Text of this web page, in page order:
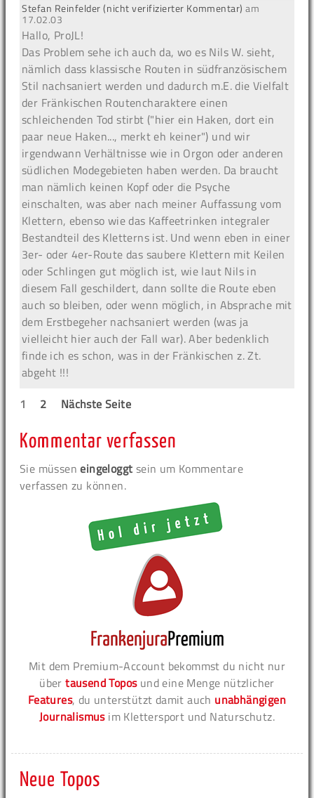
Stefan Reinfelder (nicht verifizierter Kommentar) am
17.02.03
Hallo, ProJL!
Das Problem sehe ich auch da, wo es Nils W. sieht,
nämlich dass klassische Routen in südfranzösischem
Stil nachsaniert werden und dadurch m.E. die Vielfalt
der Fränkischen Routencharaktere einen
schleichenden Tod stirbt ("hier ein Haken, dort ein
paar neue Haken..., merkt eh keiner") und wir
irgendwann Verhältnisse wie in Orgon oder anderen
südlichen Modegebieten haben werden. Da braucht
man nämlich keinen Kopf oder die Psyche
einschalten, was aber nach meiner Auffassung vom
Klettern, ebenso wie das Kaffeetrinken integraler
Bestandteil des Kletterns ist. Und wenn eben in einer
3er- oder 4er-Route das saubere Klettern mit Keilen
oder Schlingen gut möglich ist, wie laut Nils in
diesem Fall geschildert, dann sollte die Route eben
auch so bleiben, oder wenn möglich, in Absprache mit
dem Erstbegeher nachsaniert werden (was ja
vielleicht hier auch der Fall war). Aber bedenklich
finde ich es schon, was in der Fränkischen z. Zt.
abgeht !!!
1
2 Nächste Seite
Kommentar verfassen
Sie müsseneingeloggt sein um Kommentare
verfassen zu können.
Mit dem Premium-Account bekommst du nicht nur
übertausend Toposund eine Menge nützlicher
Features, du unterstützt damit auch unabhängigen
Journalismusim Klettersport und Naturschutz.
Neue Topos